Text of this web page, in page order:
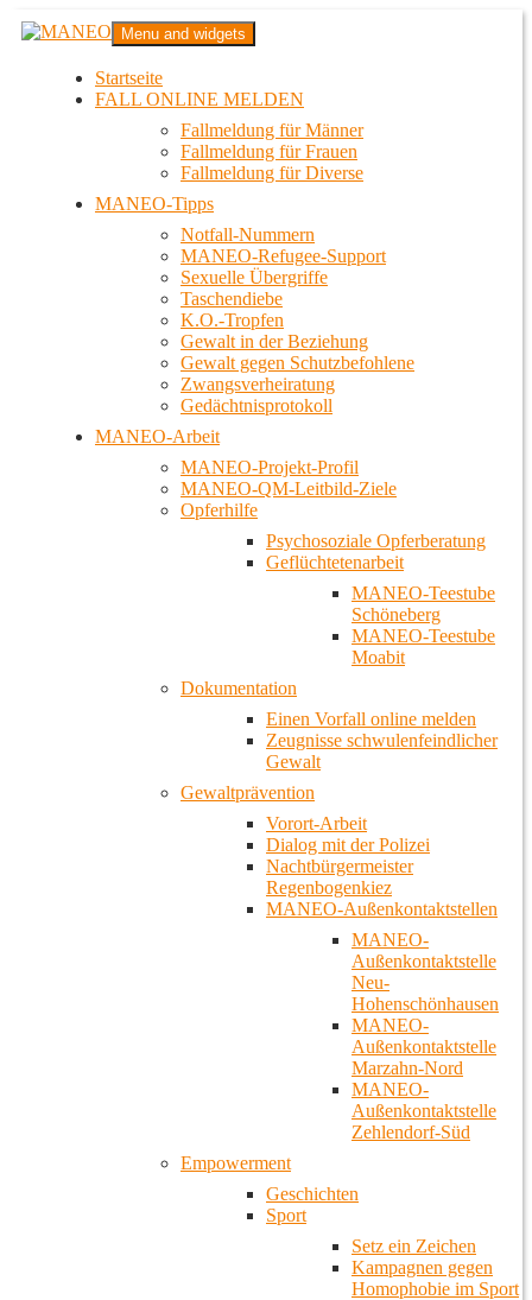
Zum
InhaltMANEO
Das schwule Anti-Gewalt-Projekt in Berlin
Menu and widgets
Startseite
FALL ONLINE MELDEN
Fallmeldung für Männer
Fallmeldung für Frauen
Fallmeldung für Diverse
MANEO-Tipps
Notfall-Nummern
MANEO-Refugee-Support
Sexuelle Übergriffe
Taschendiebe
K.O.-Tropfen
Gewalt in der Beziehung
Gewalt gegen Schutzbefohlene
Zwangsverheiratung
Gedächtnisprotokoll
MANEO-Arbeit
MANEO-Projekt-Profil
MANEO-QM-Leitbild-Ziele
Opferhilfe
Psychosoziale Opferberatung
Geflüchtetenarbeit
MANEO-Teestube
Schöneberg
MANEO-Teestube
Moabit
Dokumentation
Einen Vorfall online melden
Zeugnisse schwulenfeindlicher
Gewalt
Gewaltprävention
Vorort-Arbeit
Dialog mit der Polizei
Nachtbürgermeister
Regenbogenkiez
MANEO-Außenkontaktstellen
MANEO-
Außenkontaktstelle
Neu-
Hohenschönhausen
MANEO-
Außenkontaktstelle
Marzahn-Nord
MANEO-
Außenkontaktstelle
Zehlendorf-Süd
Empowerment
Geschichten
Sport
Setz ein Zeichen
Kampagnen gegen
Homophobie im Sport